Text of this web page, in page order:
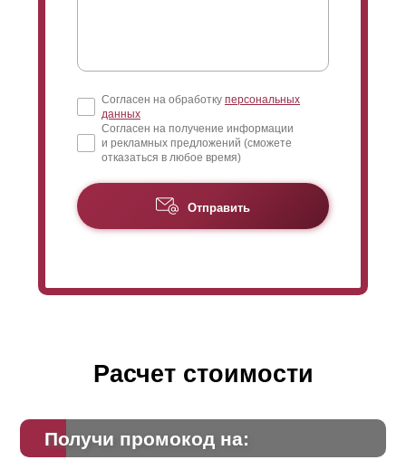
размерах
и просвете можно сыграть таким
образом, например, увеличивая
ламелейсверху к низу забора, или наоборот.
исполнения и выбрать наилучший забор, который
Согласен на обработку персональных
данных
Согласен на получение информации
и рекламных предложений (сможете
отказаться в любое время)
Отправить
Расчет стоимости
Получи промокод на: